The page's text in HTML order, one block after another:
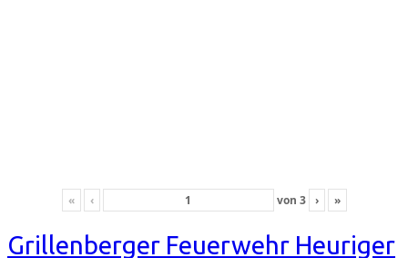
« ‹ von 3 › »
Grillenberger Feuerwehr Heuriger